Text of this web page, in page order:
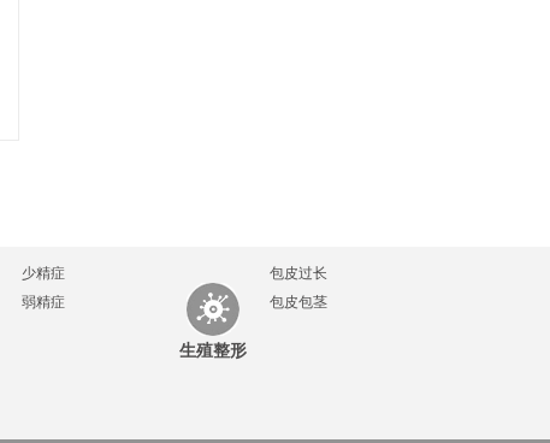
少精症
弱精症
生殖整形
包皮过长
包皮包茎